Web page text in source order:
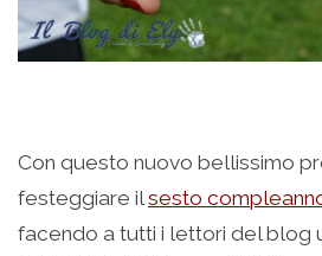
Con questo nuovo bellissimo
festeggiare ilsesto
facendo a tutti i lettori del blog